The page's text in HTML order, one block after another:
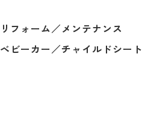
リフォーム／メンテナンス
ベビーカー／チャイルドシート